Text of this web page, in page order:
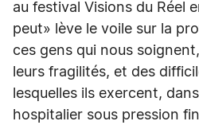
au festival Visions du Réel
peut» lève le voile sur la
ces gens qui nous
leurs fragilités, et des
lesquelles ils exercent,
hospitalier sous pression